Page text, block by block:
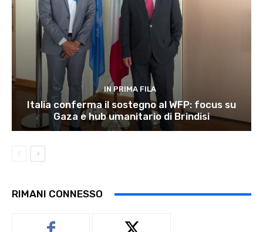
IN PRIMA FILA
Italia conferma il sostegno al WFP: focus su
Gaza e hub umanitario di Brindisi
RIMANI CONNESSO